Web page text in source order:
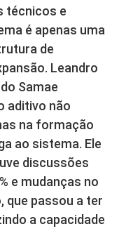
técnicos e
é apenas uma
de
Leandro
Samae
aditivo não
na formação
ao sistema. Ele
discussões
e mudanças no
que passou a ter
a capacidade